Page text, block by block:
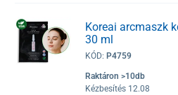
Koreai arcmaszk
30 ml
KÓD: P4759
Raktáron >10db
Kézbesítés 12.08